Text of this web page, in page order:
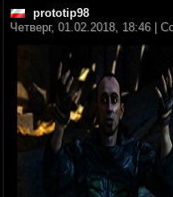
prototip98
Четверг, 01.02.2018, 18:46 |